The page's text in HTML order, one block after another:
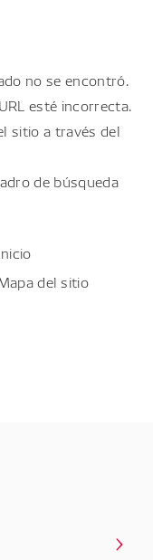
no se encontró.
esté incorrecta.
sitio a través del
de búsqueda
del sitio